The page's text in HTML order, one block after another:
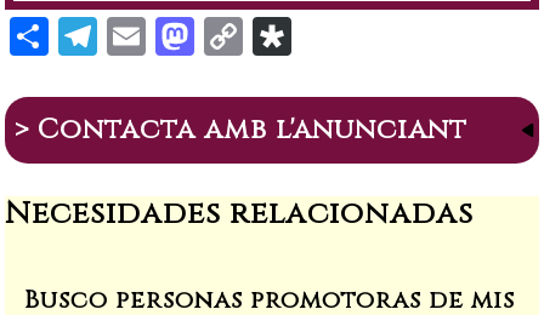
S
h
ar
e
T
el
e
gr
a
m
E
m
ail
M
a
st
o
d
o
C
o
p
y
Li
n
Di
s
p
or
a
> Contacta amb l'anunciant
Necesidades relacionadas
Busco personas promotoras de mis